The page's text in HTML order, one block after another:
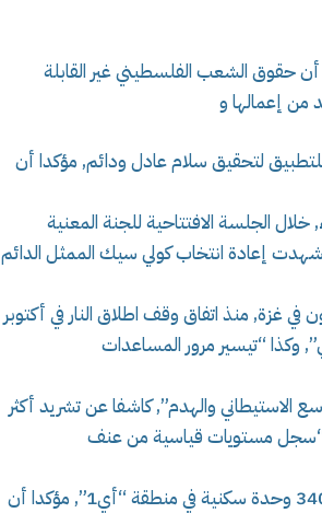
أن حقوق الشعب الفلسطيني غير القابلة
من إعمالها و
لتحقيق سلام عادل ودائم, مؤكدا أن
الجلسة الافتتاحية للجنة المعنية
إعادة انتخاب كولي سيك الممثل الدائم
غزة, منذ اتفاق وقف اطلاق النار في أكتوبر
وكذا “تيسير مرور المساعدات
الاستيطاني والهدم”, كاشفا عن تشريد أكثر
وهو العام الذي “سجل مستويات قياسية من عنف
وأعرب عن “قلقه البالغ” إزاء إعلان الكيان الصهيوني عن بناء 3401 وحدة سكنية في منطقة “أي1”, مؤكدا أن